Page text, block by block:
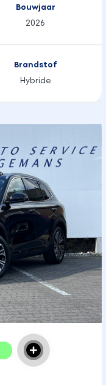
Bouwjaar
2026
Brandstof
Hybride